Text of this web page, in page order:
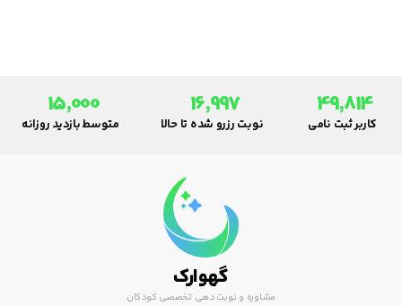
49,814
کاربر ثبت نامی
16,997
نوبت رزرو شده تا حالا
15,000
متوسط بازدید روزانه
گهوارک
مشاوره و نوبت دهی تخصصی کودکان